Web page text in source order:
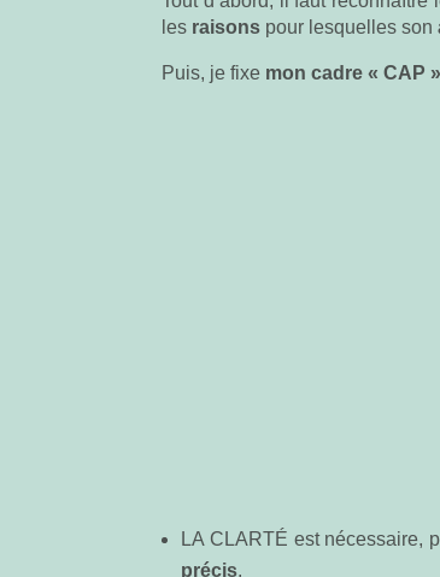
les raisons pour lesquelles son
Puis, je fixe mon cadre « CAP »
LA CLARTÉ est nécessaire,
précis.